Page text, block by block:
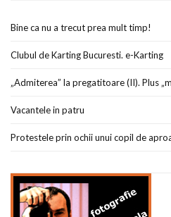
Bine ca nu a trecut prea mult timp!
Clubul de Karting Bucuresti. e-Karting
„Admiterea” la pregatitoare (II). Plus
Vacantele in patru
Protestele prin ochii unui copil de